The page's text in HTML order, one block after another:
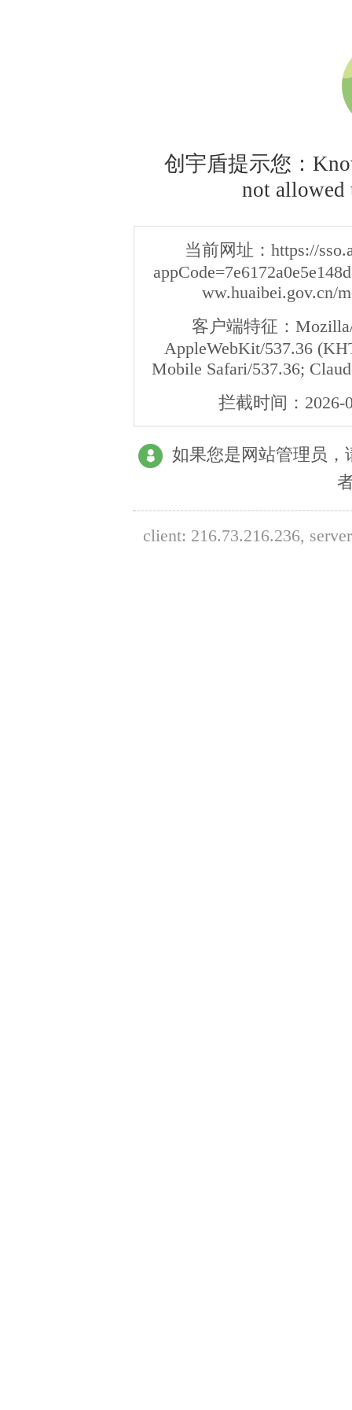
创宇盾提示您：
not
当前网址： https://
ww.huaibei.gov.cn/
客户端特征：
AppleWebKit/537.36
Mobile Safari/537.36;
拦截时间： 2026-
如果您是网站管理员
client: 216.73.216.236,